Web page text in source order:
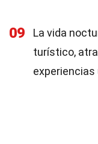
09
La vida
turístico,
experiencias